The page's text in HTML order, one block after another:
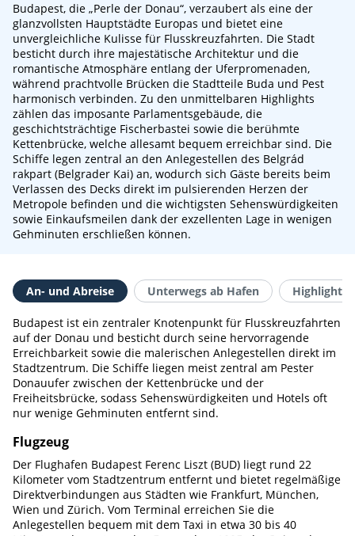
Budapest, die „Perle der Donau“, verzaubert als eine der
glanzvollsten Hauptstädte Europas und bietet eine
unvergleichliche Kulisse für Flusskreuzfahrten. Die Stadt
besticht durch ihre majestätische Architektur und die
romantische Atmosphäre entlang der Uferpromenaden,
während prachtvolle Brücken die Stadtteile Buda und Pest
harmonisch verbinden. Zu den unmittelbaren Highlights
zählen das imposante Parlamentsgebäude, die
geschichtsträchtige Fischerbastei sowie die berühmte
Kettenbrücke, welche allesamt bequem erreichbar sind. Die
Schiffe legen zentral an den Anlegestellen des Belgrád
rakpart (Belgrader Kai) an, wodurch sich Gäste bereits beim
Verlassen des Decks direkt im pulsierenden Herzen der
Metropole befinden und die wichtigsten Sehenswürdigkeiten
sowie Einkaufsmeilen dank der exzellenten Lage in wenigen
Gehminuten erschließen können.
An- und Abreise Unterwegs ab Hafen Highlights
Budapest ist ein zentraler Knotenpunkt für Flusskreuzfahrten
auf der Donau und besticht durch seine hervorragende
Erreichbarkeit sowie die malerischen Anlegestellen direkt im
Stadtzentrum. Die Schiffe liegen meist zentral am Pester
Donauufer zwischen der Kettenbrücke und der
Freiheitsbrücke, sodass Sehenswürdigkeiten und Hotels oft
nur wenige Gehminuten entfernt sind.
Flugzeug
Der Flughafen Budapest Ferenc Liszt (BUD) liegt rund 22
Kilometer vom Stadtzentrum entfernt und bietet regelmäßige
Direktverbindungen aus Städten wie Frankfurt, München,
Wien und Zürich. Vom Terminal erreichen Sie die
Anlegestellen bequem mit dem Taxi in etwa 30 bis 40